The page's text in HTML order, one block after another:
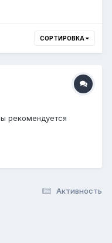
СОРТИРОВКА
рекомендуется
Активность